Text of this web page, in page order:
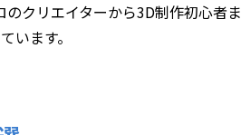
クリエイターから3D制作初心者ま
います。